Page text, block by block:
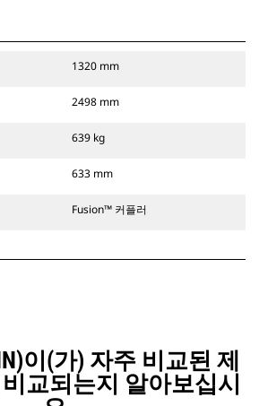
1320 mm
2498 mm
639 kg
633 mm
Fusion™ 커플러
이(가) 자주 비교된 제
교되는지 알아보십시